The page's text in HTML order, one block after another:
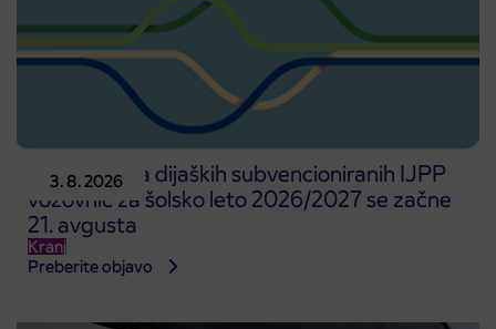
3. 8. 2026
Predprodaja dijaških subvencioniranih IJPP
vozovnic za šolsko leto 2026/2027 se začne
21. avgusta
Kranj
Preberite objavo